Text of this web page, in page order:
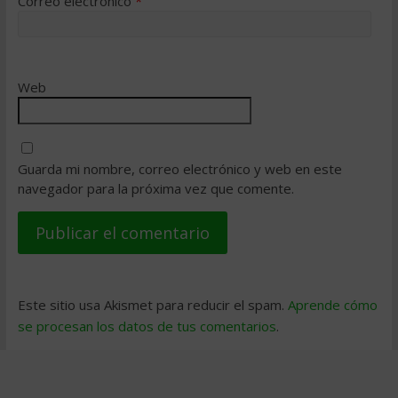
Web
Guarda mi nombre, correo electrónico y web en este
navegador para la próxima vez que comente.
Este sitio usa Akismet para reducir el spam. Aprende cómo
se procesan los datos de tus comentarios.